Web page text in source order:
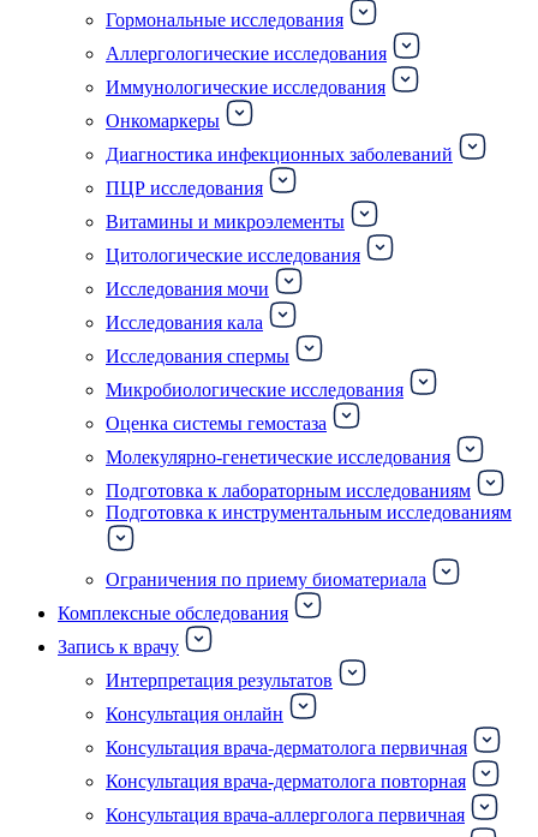
Гормональные исследования
Аллергологические исследования
Иммунологические исследования
Онкомаркеры
Диагностика инфекционных заболеваний
ПЦР исследования
Витамины и микроэлементы
Цитологические исследования
Исследования мочи
Исследования кала
Исследования спермы
Микробиологические исследования
Оценка системы гемостаза
Молекулярно-генетические исследования
Подготовка к лабораторным исследованиям
Подготовка к инструментальным исследованиям
Ограничения по приему биоматериала
Комплексные обследования
Запись к врачу
Интерпретация результатов
Консультация онлайн
Консультация врача-дерматолога первичная
Консультация врача-дерматолога повторная
Консультация врача-аллерголога первичная